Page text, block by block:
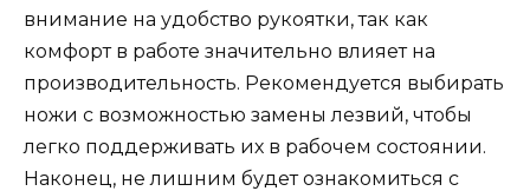
внимание на удобство рукоятки, так как
комфорт в работе значительно влияет на
производительность. Рекомендуется выбирать
ножи с возможностью замены лезвий, чтобы
легко поддерживать их в рабочем состоянии.
Наконец, не лишним будет ознакомиться с